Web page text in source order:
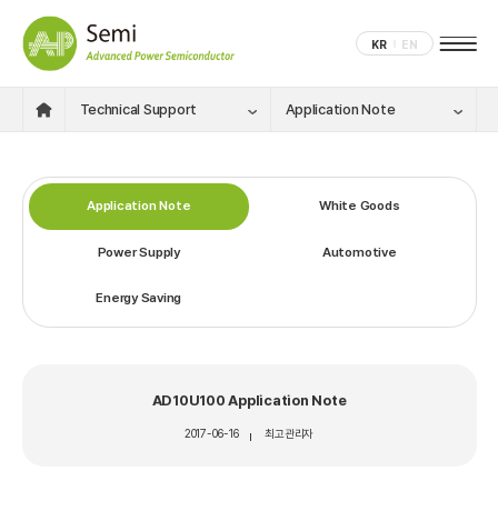
KR EN
Technical Support Application Note
Application Note White Goods
Power Supply Automotive
Energy Saving
AD10U100 Application Note
2017-06-16 최고관리자